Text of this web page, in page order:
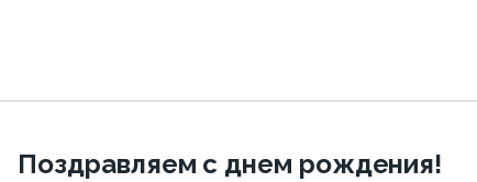
Поздравляем с днем рождения!